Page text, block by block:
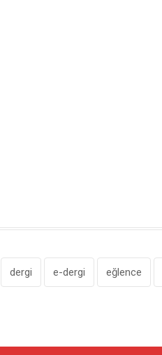
dergi e-dergi eğlence